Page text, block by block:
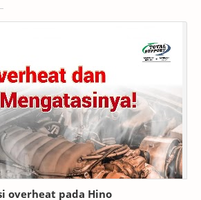
overheat pada Hino